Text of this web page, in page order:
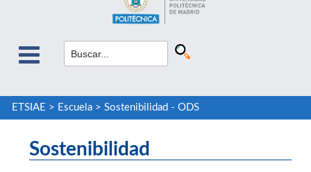
ETSIAE > Escuela> Sostenibilidad - ODS
Sostenibilidad